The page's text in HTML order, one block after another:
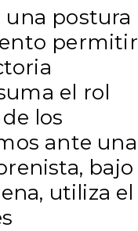
una postura
permitir
el rol
los
ante una
bajo
utiliza el